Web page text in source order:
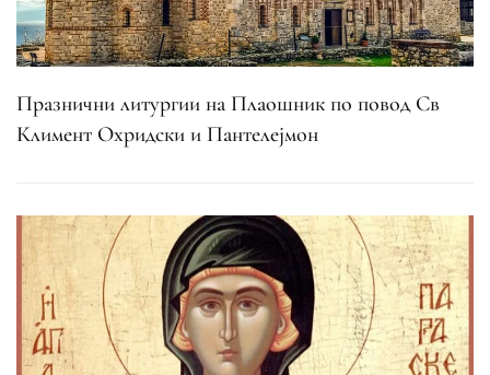
Празнични литургии на Плаошник по повод Св
Климент Охридски и Пантелејмон